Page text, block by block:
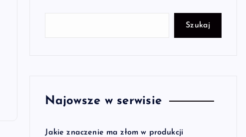
Szukaj
Najowsze w serwisie
Jakie znaczenie ma złom w produkcji